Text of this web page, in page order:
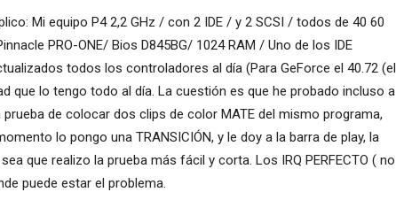
Mi equipo P4 2,2 GHz / con 2 IDE / y 2 SCSI / todos de 40 60
PRO-ONE/ Bios D845BG/ 1024 RAM / Uno de los IDE
todos los controladores al día (Para GeForce el 40.72 (el
que lo tengo todo al día. La cuestión es que he probado incluso a
de colocar dos clips de color MATE del mismo programa,
lo pongo una TRANSICIÓN, y le doy a la barra de play, la
que realizo la prueba más fácil y corta. Los IRQ PERFECTO ( no
puede estar el problema.